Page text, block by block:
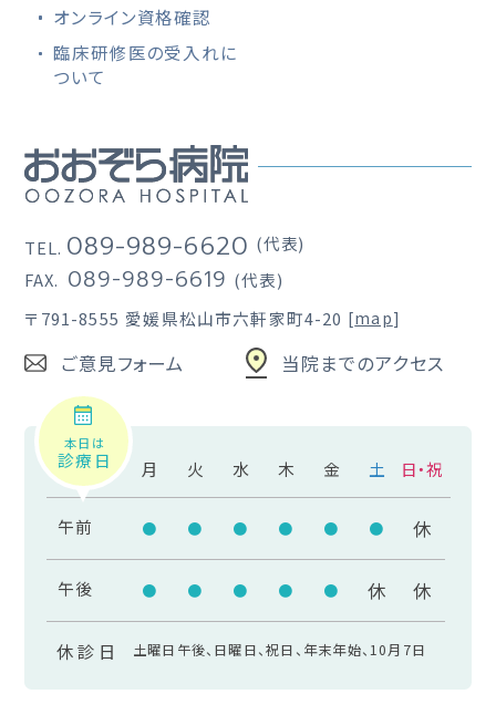
オンライン資格確認
臨床研修医の受入れに
ついて
TEL. 089-989-6620 (代表)
FAX. 089-989-6619 (代表)
〒791-8555 愛媛県松山市六軒家町4-20 [map]
ご意見フォーム 当院までのアクセス
本日は
診療日 月 火 水 木 金 土 日・祝
午前 ● ● ● ● ● ● 休
午後 ● ● ● ● ● 休 休
休診日 土曜日午後、日曜日、祝日、年末年始、10月7日